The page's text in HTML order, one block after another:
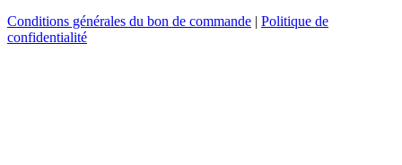
Conditions générales du bon de commande | Politique de
confidentialité